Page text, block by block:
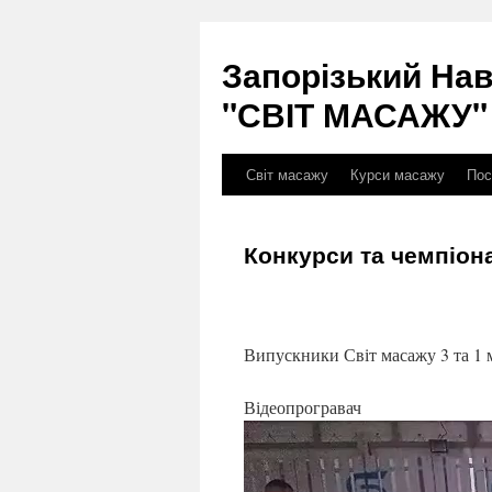
вмісту
Запорізький
"СВІТ МАСАЖУ"
Світ масажу Курси масажу
Конкурси та
Випускники Світ масажу 3 та 1
Відеопрогравач